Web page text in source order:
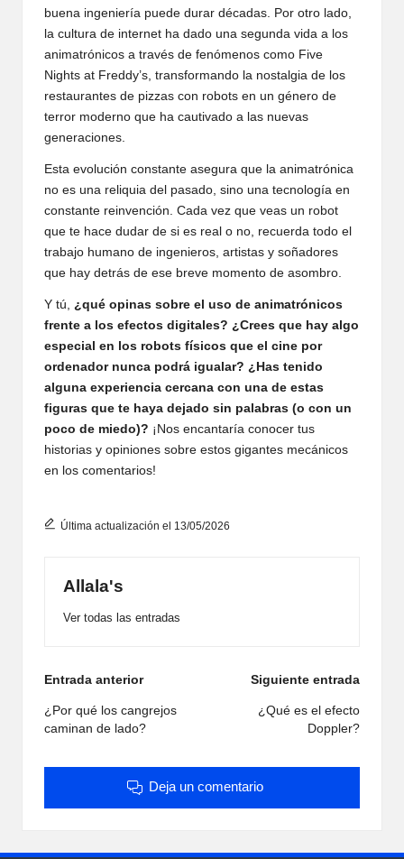
buena ingeniería puede durar décadas. Por otro lado,
la cultura de internet ha dado una segunda vida a los
animatrónicos a través de fenómenos como Five
Nights at Freddy’s, transformando la nostalgia de los
restaurantes de pizzas con robots en un género de
terror moderno que ha cautivado a las nuevas
generaciones.
Esta evolución constante asegura que la animatrónica
no es una reliquia del pasado, sino una tecnología en
constante reinvención. Cada vez que veas un robot
que te hace dudar de si es real o no, recuerda todo el
trabajo humano de ingenieros, artistas y soñadores
que hay detrás de ese breve momento de asombro.
Y tú, ¿qué opinas sobre el uso de animatrónicos
frente a los efectos digitales? ¿Crees que hay algo
especial en los robots físicos que el cine por
ordenador nunca podrá igualar? ¿Has tenido
alguna experiencia cercana con una de estas
figuras que te haya dejado sin palabras (o con un
poco de miedo)? ¡Nos encantaría conocer tus
historias y opiniones sobre estos gigantes mecánicos
en los comentarios!
Última actualización el 13/05/2026
Allala's
Ver todas las entradas
Navegación
de
Entrada anterior
¿Por qué los cangrejos
caminan de lado?
Siguiente entrada
¿Qué es el efecto
Doppler?
Deja un comentario